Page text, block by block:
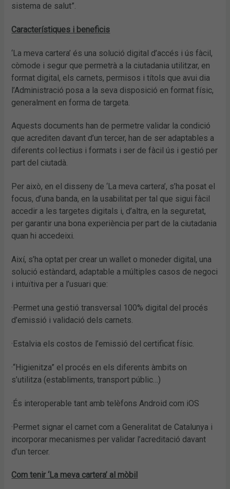
sistema de salut”.
Característiques i beneficis
‘La meva cartera’ és una solució digital d’accés i ús fàcil,
còmode i segur que permetrà a la ciutadania utilitzar, en
format digital, els carnets, permisos i títols que avui dia
l’Administració posa a la seva disposició en format físic,
generalment en forma de targeta.
Aquests documents han de permetre validar la condició
que acrediten davant d’un tercer, han de ser adaptables a
diferents col·lectius i formats i ser de fàcil ús i gestió per
part del ciutadà.
Per això, en el disseny de ‘La meva cartera’, s’ha posat el
focus, d’una banda, en la usabilitat per tal que sigui fàcil
accedir a les targetes digitals i, d’altra, en la seguretat,
per garantir una bona experiència per part de la ciutadania
quan hi accedeixi.
Així, s’ha optat per crear un wallet o moneder digital, una
solució estàndard, adaptable a múltiples casos de negoci
i intuïtiva per a l’usuari que:
·Permet una gestió transversal 100% digital del procés
d’emissió i validació dels carnets.
·Estalvia els costos de l’emissió del certificat físic.
·“Higienitza” el procés en els diferents àmbits on
s’utilitza (establiments, transport públic…)
·És interoperable tant amb telèfons Android com iOS
·Permet signar el carnet com a Generalitat de Catalunya i
incorporar mecanismes per validar l’acreditació davant
d’un tercer.
Com tenir ‘La meva cartera’ al mòbil